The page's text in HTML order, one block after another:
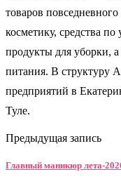
товаров
косметику, средства
продукты для уборки,
питания. В структуру
предприятий в
Туле.
Предыдущая запись
Главный маникюр лета-